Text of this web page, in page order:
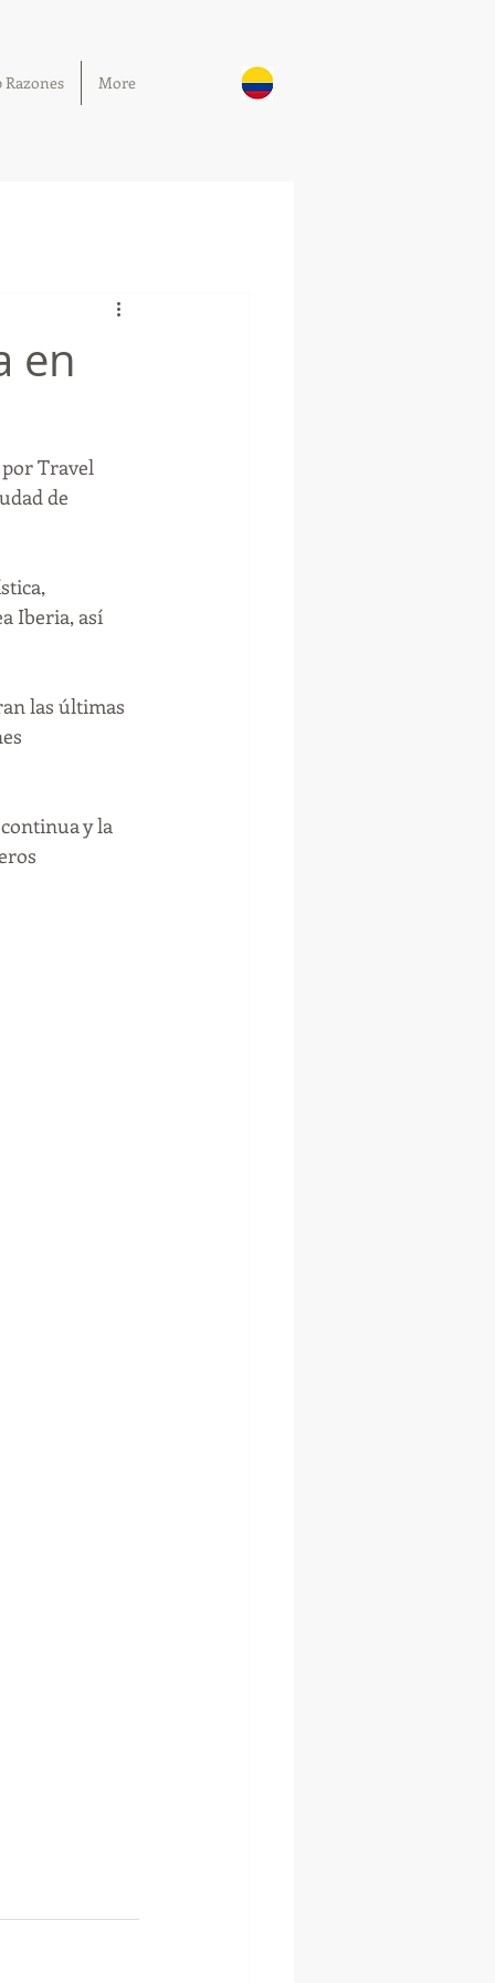
Razones More
en
Travel
de
Iberia, así
las últimas
y la